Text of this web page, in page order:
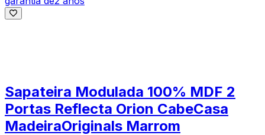
Sapateira Modulada 100% MDF 2
Portas Reflecta Orion CabeCasa
MadeiraOriginals Marrom